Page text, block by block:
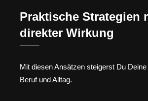
Praktische Strategien
direkter Wirkung
Mit diesen Ansätzen steigerst Du
Beruf und Alltag.